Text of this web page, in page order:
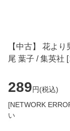
【中古】 花よ
尾 葉子 / 集英社
289円(税込)
[NETWORK
い